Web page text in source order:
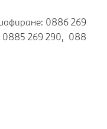
0886 269
0885 269 290, 088